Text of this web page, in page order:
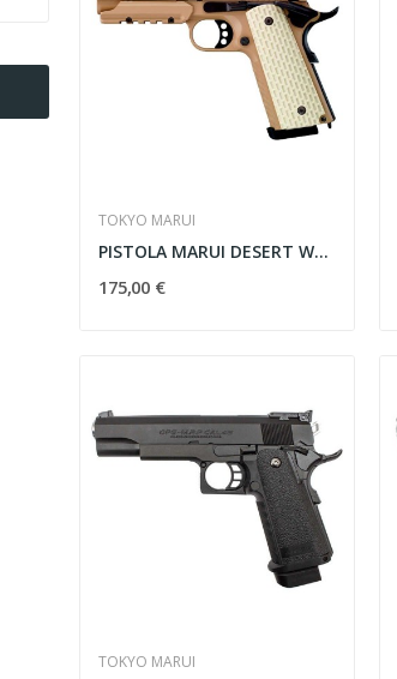
TOKYO MARUI
PISTOLA MARUI DESERT WARRIOR 4.3 TAN
175,00 €
TOKYO MARUI